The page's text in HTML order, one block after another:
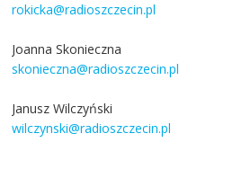
rokicka@radioszczecin.pl
Joanna Skonieczna
skonieczna@radioszczecin.pl
Janusz Wilczyński
wilczynski@radioszczecin.pl